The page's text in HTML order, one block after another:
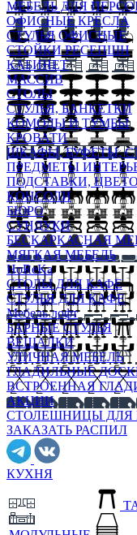
МЕБЕЛЬ ДЛЯ
ОФИСНЫЕ КРЕСЛА
СТУЛЬЯ ОФИСНЫЕ
СТОЙКИ РЕСЕПШН
КАБИНЕТ
МАССИВ
СТОЛЫ
СТУЛЬЯ, БАНКЕТКИ
КОМОДЫ И ТУМБЫ
КРОВАТИ
ШКАФЫ, БУФЕТЫ,
ПРЕДМЕТЫ
ПОДСТАВКИ,
КОНСОЛИ
БЮРО
СУНДУКИ
БЕСКАРКАСНАЯ
МЯГКАЯ МЕБЕЛЬ
HoReKa
СТОЛЫ ДЛЯ КАФЕ
СТУЛЬЯ ДЛЯ КАФЕ
Мебель лофт
БАРНЫЕ СТУЛЬЯ
ВЕШАЛКИ
УЛИЧНАЯ МЕБЕЛЬ
ГЛАДИЛЬНЫЕ
ВСТРОЕННАЯ
АКЦИИ
СТОЛЕШНИЦЫ ДЛЯ
ЗАКАЗАТЬ РАСПИЛ
КУХНЯ